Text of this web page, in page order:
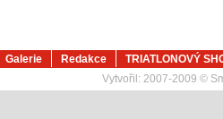
Galerie Redakce
TRIATLONOVÝ
Vytvořil: 2007-2009 ©